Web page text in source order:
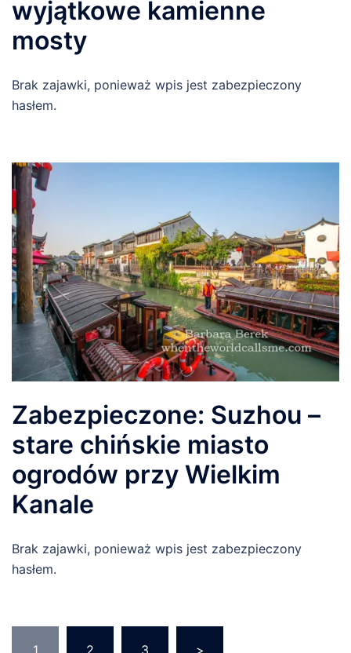
wyjątkowe kamienne
mosty
Brak zajawki, ponieważ wpis jest zabezpieczony
hasłem.
Zabezpieczone: Suzhou –
stare chińskie miasto
ogrodów przy Wielkim
Kanale
Brak zajawki, ponieważ wpis jest zabezpieczony
hasłem.